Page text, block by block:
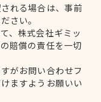
れる場合は、事前
さい。
、株式会社ギミッ
賠償の責任を一切
がお問い合わせフ
ますようお願いい